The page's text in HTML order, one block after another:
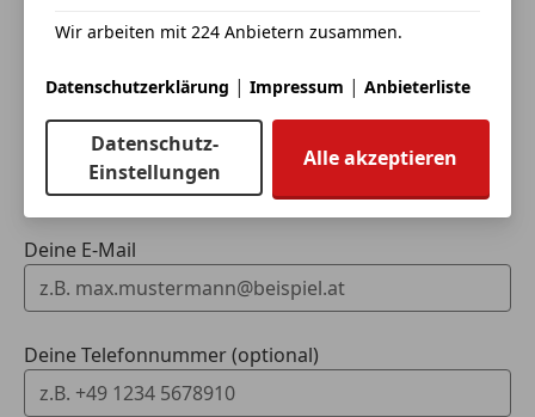
Dein Name
Deine E-Mail
Deine Telefonnummer (optional)
Wir arbeiten mit 224 Anbietern zusammen.
Datenschutzerklärung | Impressum | Anbieterliste
Datenschutz-
Einstellungen
Alle akzeptieren